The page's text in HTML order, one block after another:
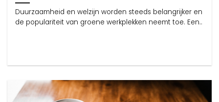
Duurzaamheid en welzijn worden steeds belangrijker en
de populariteit van groene werkplekken neemt toe. Een..